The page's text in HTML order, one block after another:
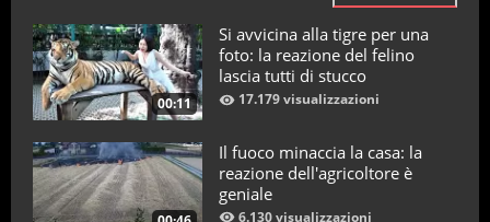
00:11
Si avvicina alla tigre per una
foto: la reazione del felino
lascia tutti di stucco
17.179 visualizzazioni
Il fuoco minaccia la casa: la
reazione dell'agricoltore è
geniale
6.130 visualizzazioni